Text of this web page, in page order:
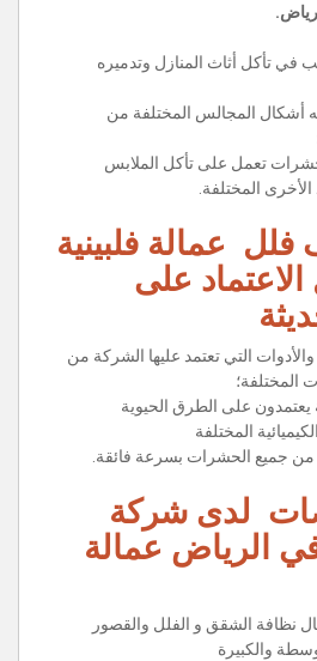
.
تأكل أثاث المنازل وتدميره
أشكال المجالس المختلفة من
تعمل على تأكل الملابس
المختلفة.
عمالة فلبينية
على
التي تعتمد عليها الشركة من
المختلفة؛
على الطرق الحيوية
المختلفة
جميع الحشرات بسرعة فائقة.
لدى شركة
الرياض عمالة
الشقق و الفلل والقصور
والكبيرة